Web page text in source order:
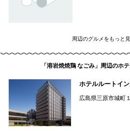
周辺のグルメをもっと
「溶岩焼焼鶏 なごみ」周辺のホ
ホテルルートイ
広島県三原市城町